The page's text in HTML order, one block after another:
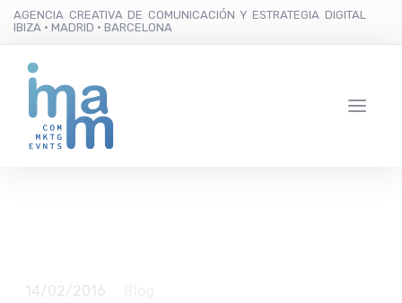
AGENCIA CREATIVA DE COMUNICACIÓN Y ESTRATEGIA DIGITAL
IBIZA · MADRID · BARCELONA